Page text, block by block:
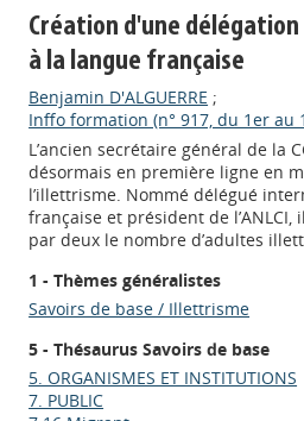
Création d'une
à la langue française
Benjamin D'ALGUERRE ;
Inffo formation (n° 917, du 1er au
L’ancien secrétaire général de la
désormais en première ligne en
l’illettrisme. Nommé délégué
française et président de
par deux le nombre d’adultes
1 - Thèmes généralistes
Savoirs de base / Illettrisme
5 - Thésaurus Savoirs de base
5. ORGANISMES ET INSTITUTIONS
7. PUBLIC